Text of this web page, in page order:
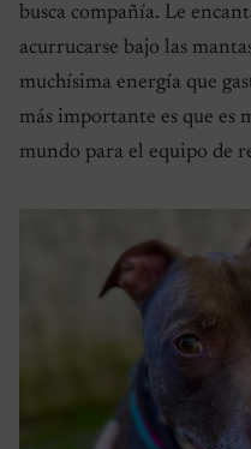
busca compañía. Le
acurrucarse bajo las
muchísima energía que
más importante es que es
mundo para el equipo de